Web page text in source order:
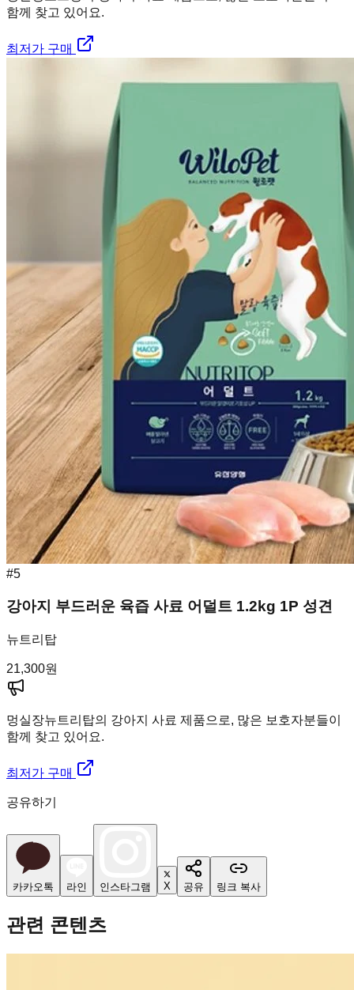
함께 찾고 있어요.
최저가 구매
#5
강아지 부드러운 육즙 사료 어덜트 1.2kg 1P 성견
뉴트리탑
21,300원
멍실장뉴트리탑의 강아지 사료 제품으로, 많은 보호자분들이
함께 찾고 있어요.
최저가 구매
공유하기
카카오톡 라인 인스타그램 X 공유 링크 복사
관련 콘텐츠